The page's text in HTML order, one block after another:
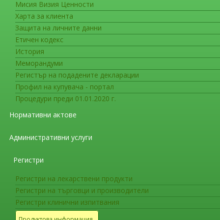
Мисия Визия Ценности
Харта за клиента
Защита на личните данни
Етичен кодекс
История
Меморандуми
Регистър на подадените декларации
Профил на купувача - портал
Процедури преди 01.01.2020 г.
Нормативни актове
Административни услуги
Регистри
Регистри на лекарствени продукти
Регистри на търговци и производители
Регистри клинични изпитвания
Нови лекарствени продукти препоръчани
Ryjunea (atropine)
бъде започнато при деца на възраст 3-14
-0.5 D to -6.0 D.
назад) или твърде стръмно извита роговица.
Xoanacyl (Ferric citrate coordination
кръвта, което води до повишени серумни
доведат до вторични злокачествени
мускулни спазми. Желязодефицитна анемия е
на хемоглобин в кръвта. Симптомите на